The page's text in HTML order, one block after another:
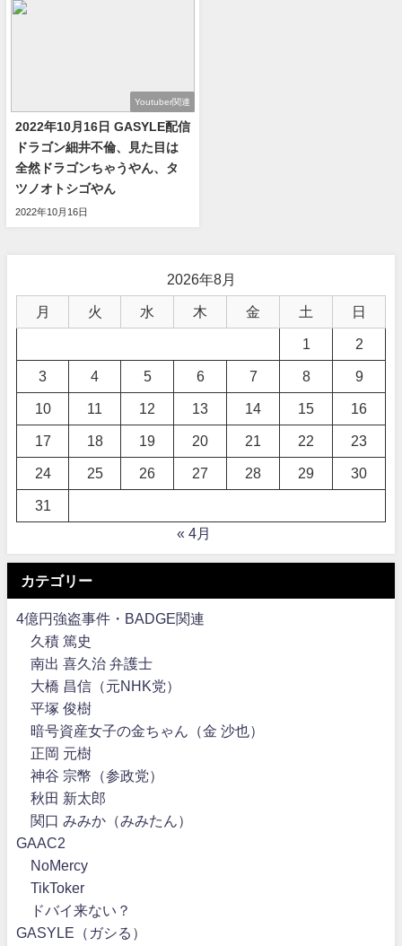
Youtuber関連
2022年10月16日 GASYLE配信
ドラゴン細井不倫、見た目は
全然ドラゴンちゃうやん、タ
ツノオトシゴやん
2022年10月16日
2026年8月
月 火 水 木 金 土 日
1 2
3 4 5 6 7 8 9
10 11 12 13 14 15 16
17 18 19 20 21 22 23
24 25 26 27 28 29 30
31
« 4月
カテゴリー
4億円強盗事件・BADGE関連
久積 篤史
南出 喜久治 弁護士
大橋 昌信（元NHK党）
平塚 俊樹
暗号資産女子の金ちゃん（金 沙也）
正岡 元樹
神谷 宗幣（参政党）
秋田 新太郎
関口 みみか（みみたん）
GAAC2
NoMercy
TikToker
ドバイ来ない？
GASYLE（ガシる）